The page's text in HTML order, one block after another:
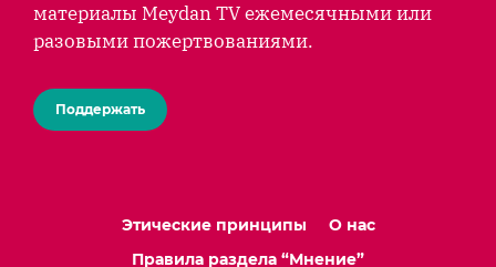
материалы Meydan TV ежемесячными или
разовыми пожертвованиями.
Поддержать
Этические принципы
О нас
Правила раздела “Мнение”